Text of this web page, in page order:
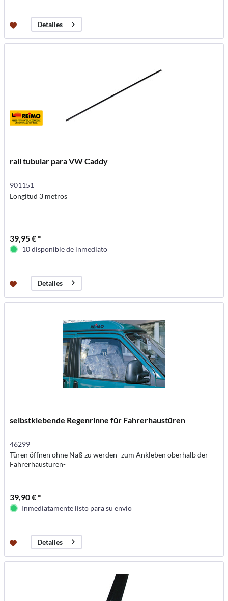
Detalles
raíl tubular para VW Caddy
901151
Longitud 3 metros
39,95 € *
10 disponible de inmediato
Detalles
selbstklebende Regenrinne für Fahrerhaustüren
46299
Türen öffnen ohne Naß zu werden -zum Ankleben oberhalb der
Fahrerhaustüren-
39,90 € *
Inmediatamente listo para su envío
Detalles